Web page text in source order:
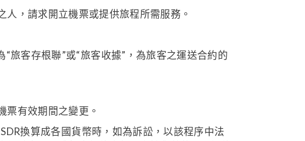
，請求開立機票或提供旅程所需服務。
旅客存根聯”或“旅客收據”，為旅客之運送合約的
票有效期間之變更。
換算成各國貨幣時，如為訴訟，以該程序中法